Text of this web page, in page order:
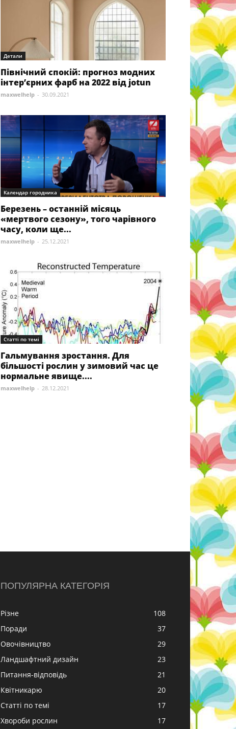
Детали
Північний спокій: прогноз модних
інтер’єрних фарб на 2022 від jotun
maxwelhelp - 30.09.2021
Календар городника
Березень – останній місяць
«мертвого сезону», того чарівного
часу, коли ще...
maxwelhelp - 25.12.2021
Статті по темі
Гальмування зростання. Для
більшості рослин у зимовий час це
нормальне явище....
maxwelhelp - 28.12.2021
ПОПУЛЯРНА КАТЕГОРІЯ
Різне
108
Поради
37
Овочівництво
29
Ландшафтний дизайн
23
Питання-відповідь
21
Квітникарю
20
Статті по темі
17
Хвороби рослин
17